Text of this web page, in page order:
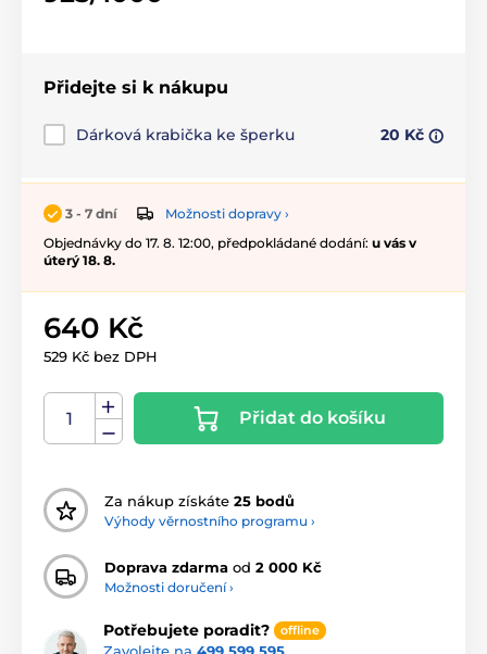
Přidejte si k nákupu
Dárková krabička ke šperku 20 Kč
3 - 7 dní
Možnosti dopravy ›
Objednávky do 17. 8. 12:00, předpokládané dodání: u vás v
úterý 18. 8.
640 Kč
529 Kč bez DPH
Přidat do košíku
Za nákup získáte 25 bodů
Výhody věrnostního programu ›
Doprava zdarma od 2 000 Kč
Možnosti doručení ›
Potřebujete poradit? offline